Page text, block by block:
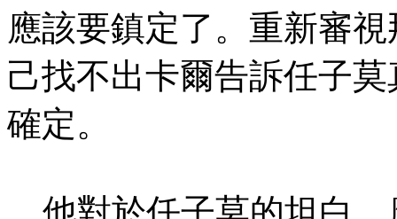
應該要鎮定了。重新審
己找不出卡爾告訴任子
確定。
他對於任子莫的坦白，